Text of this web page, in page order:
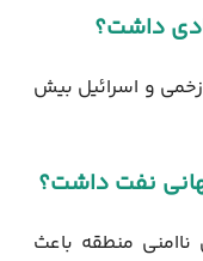
بله، ایران بیش از ۱۰۰۰ کشته و ۴۰۰۰ زخمی و اسرائیل بیش
منطقه باعث